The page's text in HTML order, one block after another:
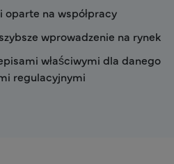
na współpracy
wprowadzenie na rynek
właściwymi dla danego
regulacyjnymi